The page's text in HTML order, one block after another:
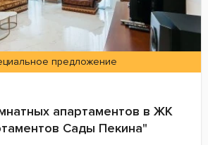
предложение
апартаментов в ЖК
Сады Пекина"